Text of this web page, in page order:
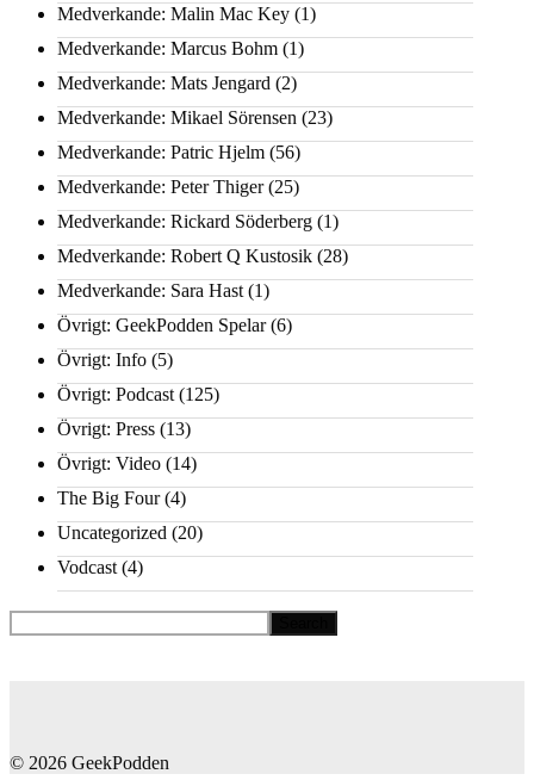
Medverkande: Malin Mac Key (1)
Medverkande: Marcus Bohm (1)
Medverkande: Mats Jengard (2)
Medverkande: Mikael Sörensen (23)
Medverkande: Patric Hjelm (56)
Medverkande: Peter Thiger(25)
Medverkande: Rickard Söderberg (1)
Medverkande: Robert Q Kustosik (28)
Medverkande: Sara Hast (1)
Övrigt: GeekPodden Spelar(6)
Övrigt: Info (5)
Övrigt: Podcast (125)
Övrigt: Press (13)
Övrigt: Video (14)
The Big Four(4)
Uncategorized (20)
Vodcast (4)
© 2026 GeekPodden